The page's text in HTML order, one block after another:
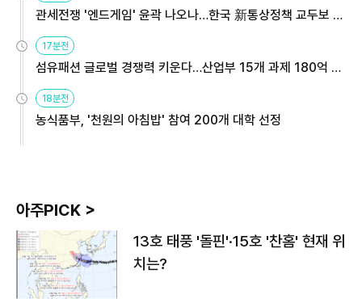
관세전쟁 '엔드게임' 윤곽 나오나…한국 新통상정책 교두보 활
17분전
섬유패션 글로벌 경쟁력 키운다…산업부 15개 과제 180억 지
18분전
농식품부, '천원의 아침밥' 참여 200개 대학 선정
아주PICK >
13호 태풍 '돌핀'·15호 '찬홈' 현재 위
치는?